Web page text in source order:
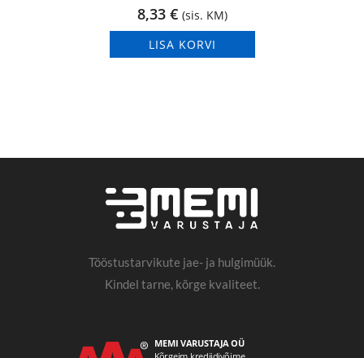
8,33 € (sis. KM)
LISA KORVI
Tööstustarvikute jae- ja hulgimüük.
Kindel tarne, kõrge kvaliteet.